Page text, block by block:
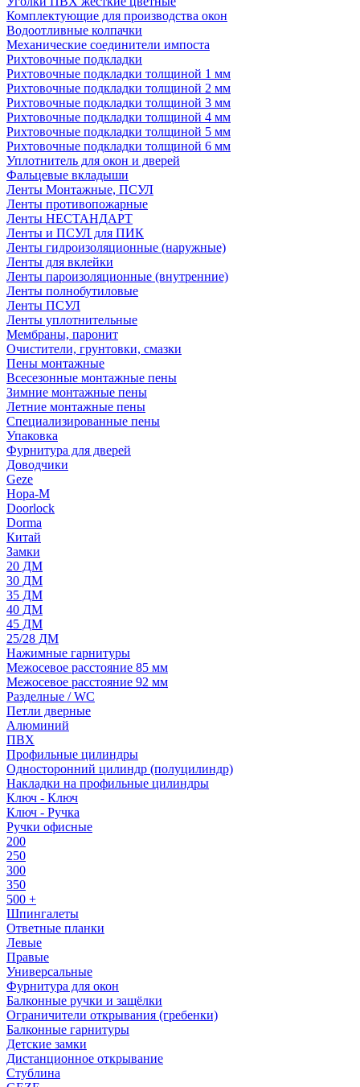
Комплектующие для производства окон
Водоотливные колпачки
Механические соединители импоста
Рихтовочные подкладки
Рихтовочные подкладки толщиной 1 мм
Рихтовочные подкладки толщиной 2 мм
Рихтовочные подкладки толщиной 3 мм
Рихтовочные подкладки толщиной 4 мм
Рихтовочные подкладки толщиной 5 мм
Рихтовочные подкладки толщиной 6 мм
Уплотнитель для окон и дверей
Фальцевые вкладыши
Ленты Монтажные, ПСУЛ
Ленты противопожарные
Ленты НЕСТАНДАРТ
Ленты и ПСУЛ для ПИК
Ленты гидроизоляционные (наружные)
Ленты для вклейки
Ленты пароизоляционные (внутренние)
Ленты полнобутиловые
Ленты ПСУЛ
Ленты уплотнительные
Мембраны, паронит
Очистители, грунтовки, смазки
Пены монтажные
Всесезонные монтажные пены
Зимние монтажные пены
Летние монтажные пены
Специализированные пены
Упаковка
Фурнитура для дверей
Доводчики
Geze
Нора-М
Doorlock
Dorma
Китай
Замки
20 ДМ
30 ДМ
35 ДМ
40 ДМ
45 ДМ
25/28 ДМ
Нажимные гарнитуры
Межосевое расстояние 85 мм
Межосевое расстояние 92 мм
Разделные / WC
Петли дверные
Алюминий
ПВХ
Профильные цилиндры
Односторонний цилиндр (полуцилиндр)
Накладки на профильные цилиндры
Ключ - Ключ
Ключ - Ручка
Ручки офисные
200
250
300
350
500 +
Шпингалеты
Ответные планки
Левые
Правые
Универсальные
Фурнитура для окон
Балконные ручки и защёлки
Ограничители открывания (гребенки)
Балконные гарнитуры
Детские замки
Дистанционное открывание
Стублина